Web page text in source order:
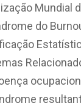
Mundial
do